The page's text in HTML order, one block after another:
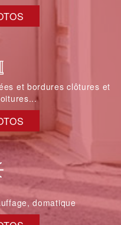
et bordures clôtures et
domatique